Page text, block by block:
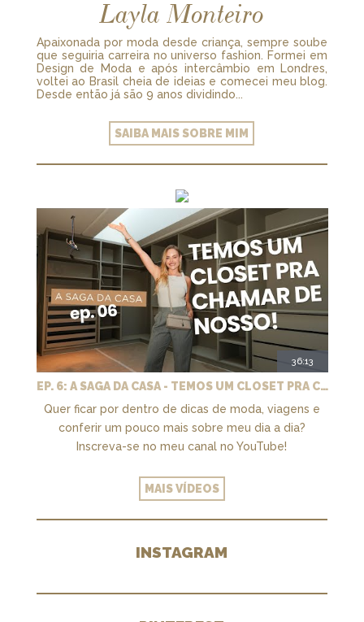
Layla Monteiro
Apaixonada por moda desde criança, sempre soube
que seguiria carreira no universo fashion. Formei em
Design de Moda e após intercâmbio em Londres,
voltei ao Brasil cheia de ideias e comecei meu blog.
Desde então já são 9 anos dividindo...
SAIBA MAIS SOBRE MIM
36:13
EP. 6: A SAGA DA CASA - TEMOS UM CLOSET PRA CHAMAR DE NOSSO + MARCENARIA E PAISAGISMO
Quer ficar por dentro de dicas de moda, viagens e
conferir um pouco mais sobre meu dia a dia?
Inscreva-se no meu canal no YouTube!
MAIS VÍDEOS
INSTAGRAM